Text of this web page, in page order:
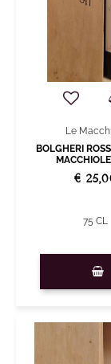
Le
BOLGHERI
€
75 CL